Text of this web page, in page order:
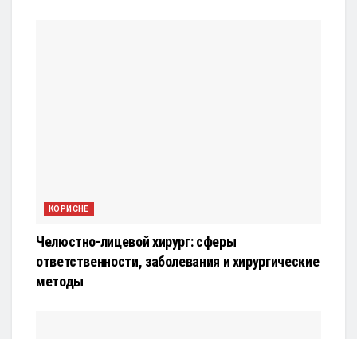
КОРИСНЕ
Челюстно-лицевой хирург: сферы
ответственности, заболевания и хирургические
методы